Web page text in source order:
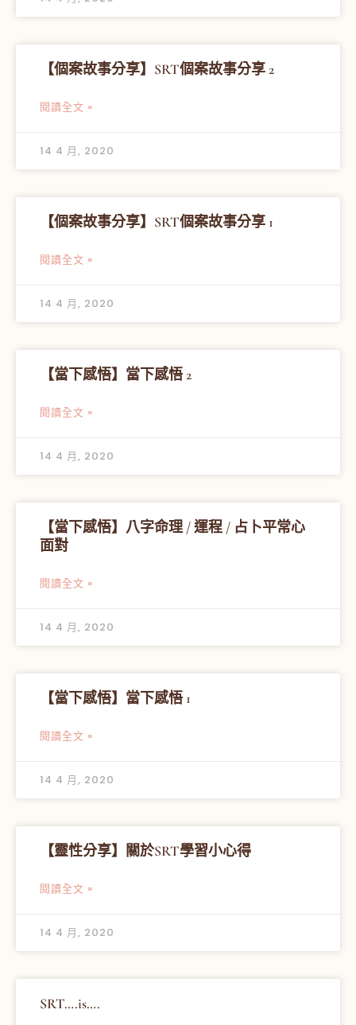
【個案故事分享】SRT個案故事分享 2
閱讀全文 »
14 4 月, 2020
【個案故事分享】SRT個案故事分享 1
閱讀全文 »
14 4 月, 2020
【當下感悟】當下感悟 2
閱讀全文 »
14 4 月, 2020
【當下感悟】八字命理 / 運程 / 占卜平常心
面對
閱讀全文 »
14 4 月, 2020
【當下感悟】當下感悟 1
閱讀全文 »
14 4 月, 2020
【靈性分享】關於SRT學習小心得
閱讀全文 »
14 4 月, 2020
SRT….is….